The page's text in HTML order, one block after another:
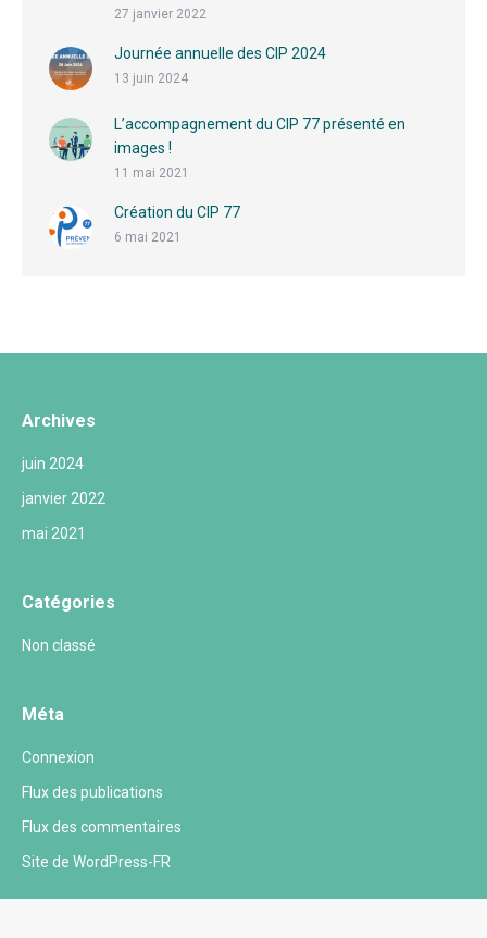
27 janvier 2022
Journée annuelle des CIP 2024
13 juin 2024
L’accompagnement du CIP 77 présenté en
images !
11 mai 2021
Création du CIP 77
6 mai 2021
Archives
juin 2024
janvier 2022
mai 2021
Catégories
Non classé
Méta
Connexion
Flux des publications
Flux des commentaires
Site de WordPress-FR